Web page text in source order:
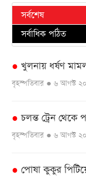
সর্বশেষ
সর্বাধিক পঠিত
● খুলনায় ধর্ষণ
বৃহস্পতিবার ● ৬ আগস্ট
● চলন্ত ট্রেন থেকে
বৃহস্পতিবার ● ৬ আগস্ট
● পোষা কুকুর